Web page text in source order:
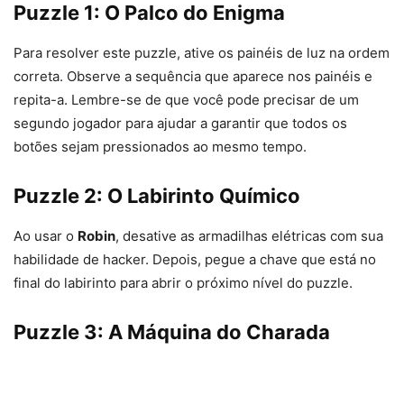
Puzzle 1: O Palco do Enigma
Para resolver este puzzle, ative os painéis de luz na ordem
correta. Observe a sequência que aparece nos painéis e
repita-a. Lembre-se de que você pode precisar de um
segundo jogador para ajudar a garantir que todos os
botões sejam pressionados ao mesmo tempo.
Puzzle 2: O Labirinto Químico
Ao usar o Robin, desative as armadilhas elétricas com sua
habilidade de hacker. Depois, pegue a chave que está no
final do labirinto para abrir o próximo nível do puzzle.
Puzzle 3: A Máquina do Charada